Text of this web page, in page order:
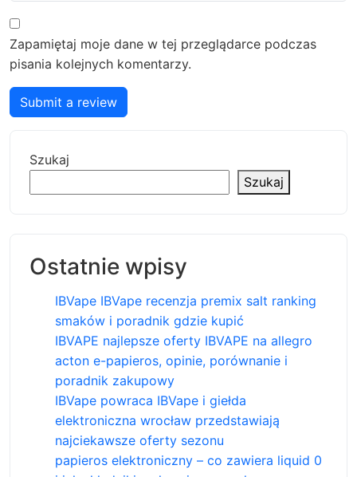
Zapamiętaj moje dane w tej przeglądarce podczas
pisania kolejnych komentarzy.
Submit a review
Szukaj
Szukaj
Ostatnie wpisy
IBVape IBVape recenzja premix salt ranking
smaków i poradnik gdzie kupić
IBVAPE najlepsze oferty IBVAPE na allegro
acton e-papieros, opinie, porównanie i
poradnik zakupowy
IBVape powraca IBVape i giełda
elektroniczna wrocław przedstawiają
najciekawsze oferty sezonu
papieros elektroniczny – co zawiera liquid 0